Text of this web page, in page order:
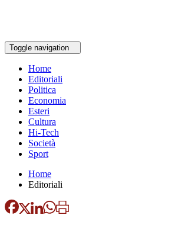
Toggle navigation
Home
Editoriali
Politica
Economia
Esteri
Cultura
Hi-Tech
Società
Sport
Home
Editoriali